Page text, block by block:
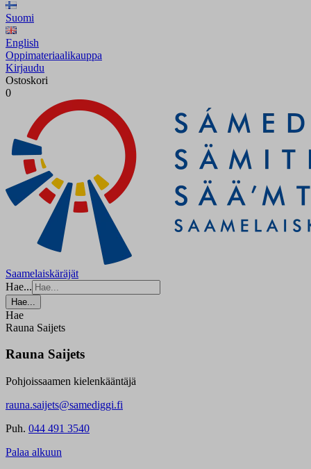
Suomi
English
Oppimateriaalikauppa
Kirjaudu
Ostoskori
0
Saamelaiskäräjät
Hae...
Hae...
Hae
Rauna Saijets
Rauna Saijets
Pohjoissaamen kielenkääntäjä
rauna.saijets@samediggi.fi
Puh. 044 491 3540
Palaa alkuun